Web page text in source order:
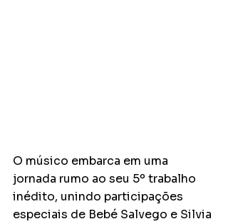
O músico embarca em uma
jornada rumo ao seu 5º trabalho
inédito, unindo participações
especiais de Bebé Salvego e Silvia